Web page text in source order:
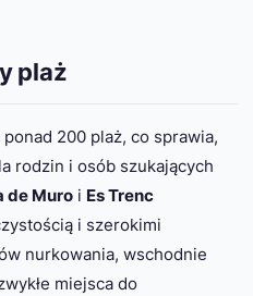
plaż
200 plaż, co sprawia,
rodzin i osób szukających
de Muro i Es Trenc
i szerokimi
nurkowania, wschodnie
miejsca do